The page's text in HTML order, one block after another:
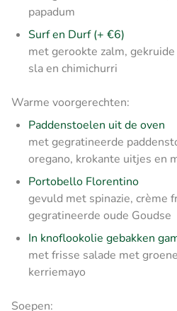
papadum
Surf en Durf (+ €6)
met gerookte zalm,
sla en chimichurri
Warme voorgerechten:
Paddenstoelen uit de oven
met gegratineerde
oregano, krokante uitjes en
Portobello Florentino
gevuld met spinazie, crème
gegratineerde oude Goudse
In knoflookolie gebakken
met frisse salade met
kerriemayo
Soepen: